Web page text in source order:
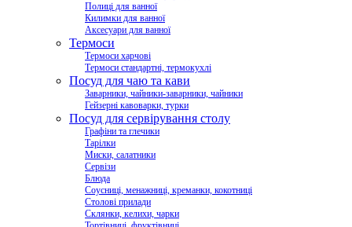
Полиці для ванної
Килимки для ванної
Аксесуари для ванної
Термоси
Термоси харчові
Термоси стандартні, термокухлі
Посуд для чаю та кави
Заварники, чайники-заварники, чайники
Гейзерні кавоварки, турки
Посуд для сервірування столу
Графіни та глечики
Тарілки
Миски, салатники
Сервізи
Блюда
Соусниці, менажниці, креманки, кокотниці
Столові прилади
Склянки, келихи, чарки